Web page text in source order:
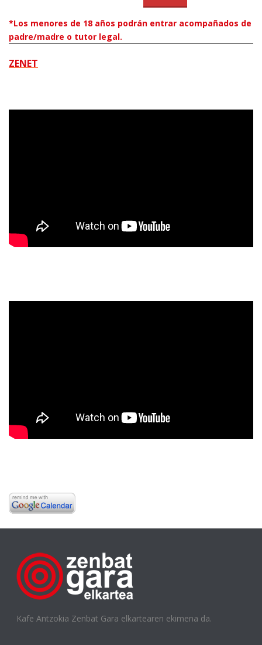
*Los menores de 18 años podrán entrar acompañados de
padre/madre o tutor legal.
ZENET
Kafe Antzokia Zenbat Gara elkartearen ekimena da.